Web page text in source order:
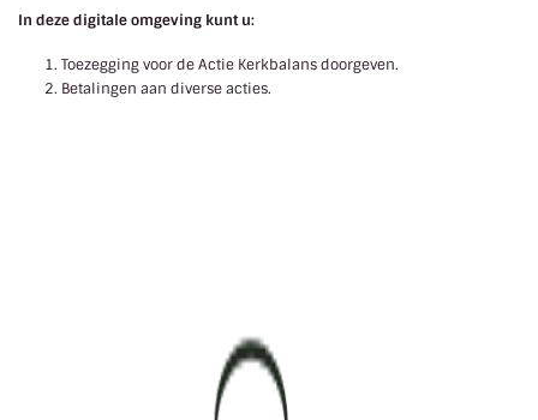
In deze digitale omgeving kunt u:
Toezegging voor de Actie Kerkbalans doorgeven.
Betalingen aan diverse acties.